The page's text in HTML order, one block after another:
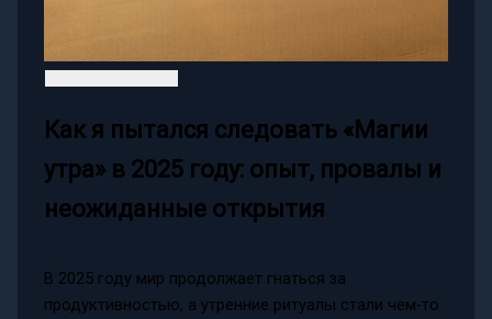
Как я пытался следовать «Магии
утра» в 2025 году: опыт, провалы и
неожиданные открытия
В 2025 году мир продолжает гнаться за
продуктивностью, а утренние ритуалы стали чем-то